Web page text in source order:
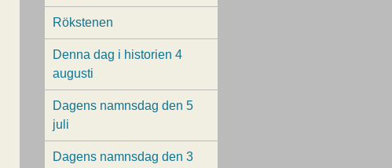
Rökstenen
Denna dag i historien 4
augusti
Dagens namnsdag den 5
juli
Dagens namnsdag den 3